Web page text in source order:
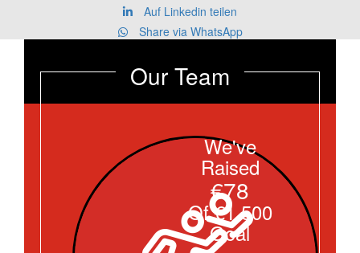
Auf Linkedin teilen
Share via WhatsApp
Our Team
We've
Raised
€78
Of €1.500
Goal